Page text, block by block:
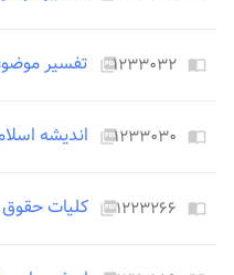
import_contacts ۱۲۳۳۰۳۲picture_as_pdf تفسیر
import_contacts ۱۲۳۳۰۳۰picture_as_pdf اندیشه
import_contacts ۱۲۲۳۲۶۶picture_as_pdf کلیات